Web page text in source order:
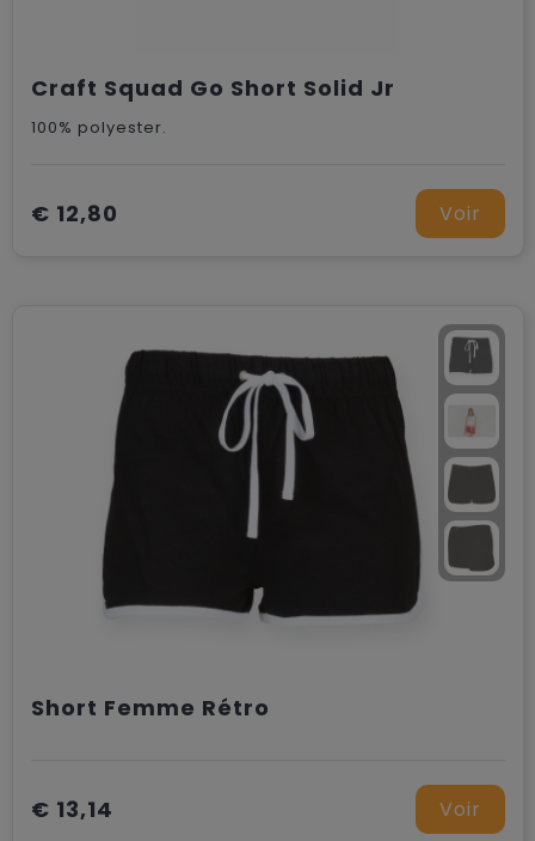
Craft Squad Go Short Solid Jr
100% polyester.
€ 12,80 Voir
Short Femme Rétro
€ 13,14 Voir